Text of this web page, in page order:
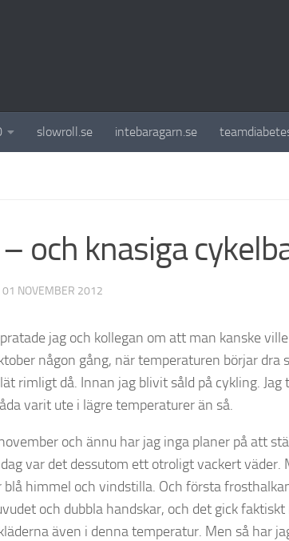
slowroll.se intebaragarn.se
och knasiga
01 NOVEMBER 2012
jag och kollegan om att man kanske
någon gång, när temperaturen börjar dra
rimligt då. Innan jag blivit såld på cykling.
varit ute i lägre temperaturer än så.
och ännu har jag inga planer på att
var det dessutom ett otroligt vackert väder.
himmel och vindstilla. Och första
och dubbla handskar, och det gick
även i denna temperatur. Men så har